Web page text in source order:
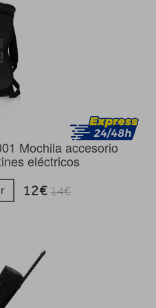
Mochila accesorio
eléctricos
12€14€